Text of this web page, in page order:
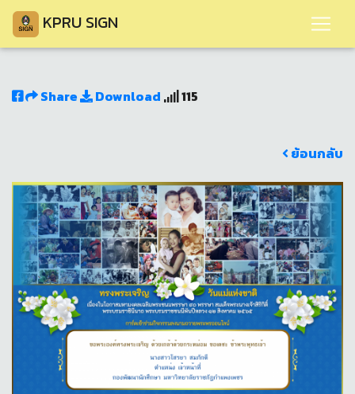
KPRU SIGN
Share Download 115
ย้อนกลับ